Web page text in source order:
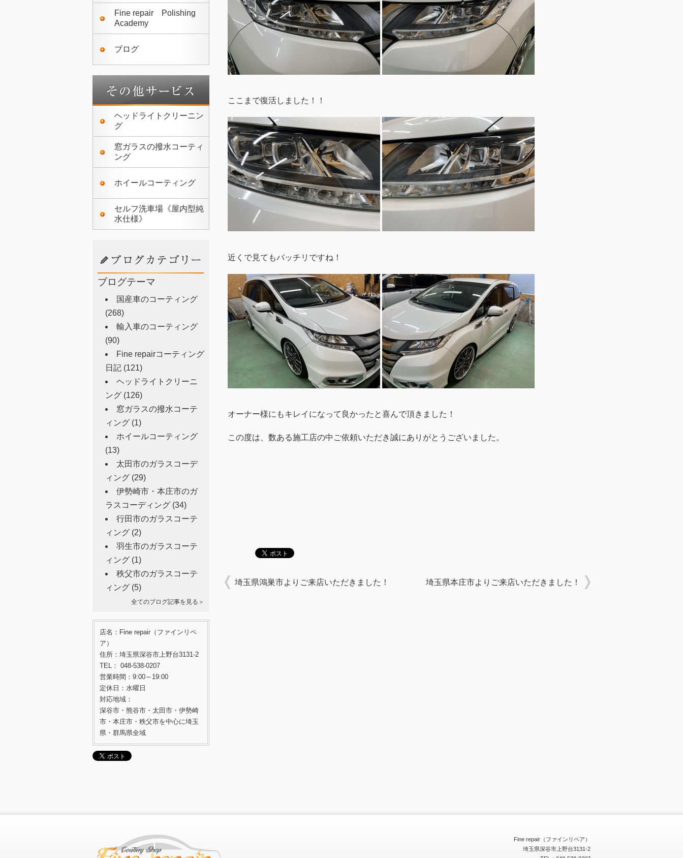
Fine repair Polishing
Academy
ブログ
ヘッドライトクリーニン
グ
窓ガラスの撥水コーティ
ング
ホイールコーティング
セルフ洗車場《屋内型純
水仕様》
ブログテーマ
国産車のコーティング
(268)
輸入車のコーティング
(90)
Fine repairコーティング
日記 (121)
ヘッドライトクリーニ
ング (126)
窓ガラスの撥水コーテ
ィング (1)
ホイールコーティング
(13)
太田市のガラスコーデ
ィング (29)
伊勢崎市・本庄市のガ
ラスコーディング (34)
行田市のガラスコーテ
ィング (2)
羽生市のガラスコーテ
ィング (1)
秩父市のガラスコーテ
ィング (5)
全てのブログ記事を見る＞
店名：Fine repair（ファインリペ
ア）
住所：埼玉県深谷市上野台3131-2
TEL： 048-538-0207
営業時間：9:00～19:00
定休日：水曜日
対応地域：
深谷市・熊谷市・太田市・伊勢崎
市・本庄市・秩父市を中心に埼玉
県・群馬県全域
ここまで復活しました！！
近くで見てもバッチリですね！
オーナー様にもキレイになって良かったと喜んで頂きました！
この度は、数ある施工店の中ご依頼いただき誠にありがとうございました。
埼玉県鴻巣市よりご来店いただきました！ 埼玉県本庄市よりご来店いただきました！
Fine repair（ファインリペア）
埼玉県深谷市上野台3131-2